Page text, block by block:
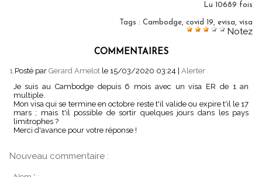
Lu 10689 fois
Tags : Cambodge, covid 19, evisa, visa
Notez
COMMENTAIRES
1. Posté par Gerard Amelot le 15/03/2020 03:24
Alerter
Je suis au Cambodge depuis 6 mois avec un visa ER de 1 an
multiple.
Mon visa qui se termine en octobre reste t'il valide ou expire t'il le 17
mars ; mais t'il possible de sortir quelques jours dans les pays
limitrophes ?
Merci d'avance pour votre réponse !
Nouveau commentaire :